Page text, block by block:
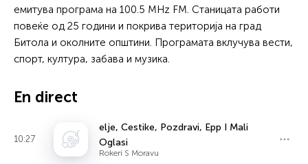
емитува програма на 100.5 MHz FM. Станицата работи
повеќе од 25 години и покрива територија на град
Битола и околните општини. Програмата вклучува вести,
спорт, култура, забава и музика.
En direct
10:27
elje, Cestike, Pozdravi, Epp I Mali
Oglasi
Rokeri S Moravu